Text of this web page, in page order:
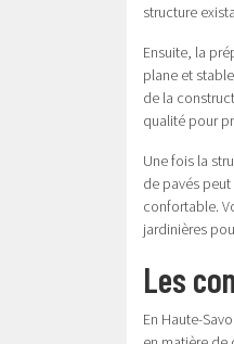
structure
Ensuite, la
plane et
de la
qualité pour
Une fois la
de pavés
confortable.
jardinières
Les
En Haute-